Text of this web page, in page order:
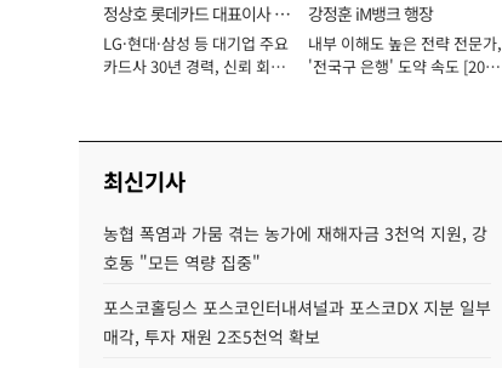
정상호 롯데카드 대표이사 사
장
LG·현대·삼성 등 대기업 주요
카드사 30년 경력, 신뢰 회복
강정훈 iM뱅크 행장
내부 이해도 높은 전략 전문가,
'전국구 은행' 도약 속도 [2026
최신기사
농협 폭염과 가뭄 겪는 농가에 재해자금 3천억 지원, 강
호동 "모든 역량 집중"
포스코홀딩스 포스코인터내셔널과 포스코DX 지분 일부
매각, 투자 재원 2조5천억 확보